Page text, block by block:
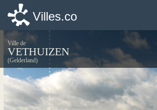
Villes.co
Ville de
VETHUIZEN
(Gelderland)
Villes.co